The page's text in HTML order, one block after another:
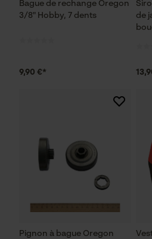
Bague de rechange Oregon
3/8" Hobby, 7 dents
9,90 €*
de
Pignon à bague Oregon
Econda
Fact-Finder
Cookies de
Loop54
Page d'accueil
Panier